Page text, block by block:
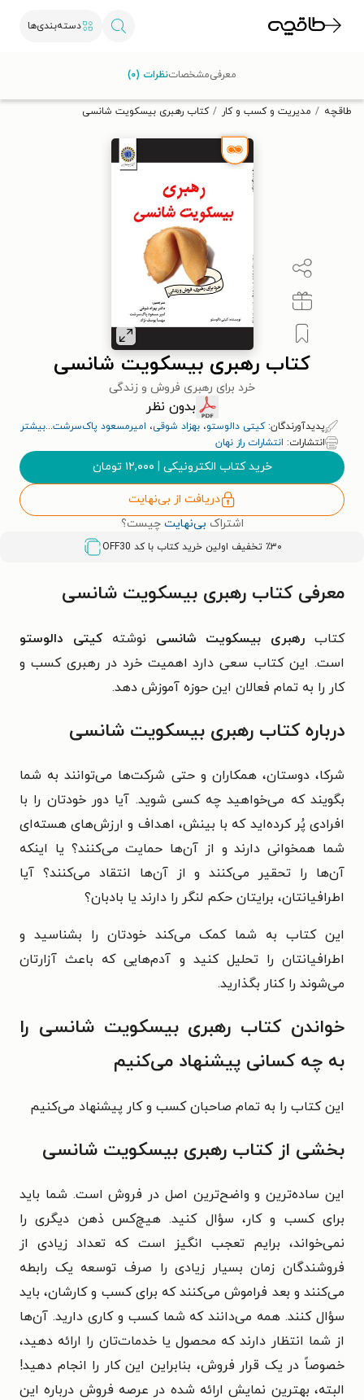
دسته‌بندی‌ها
تخفیف از طاقچه دریافت کن.
طاقچه مدیریت و کسب و کار کتاب رهبری بیسکویت شانسی
کتاب رهبری بیسکویت شانسی
خرد برای رهبری فروش و زندگی
بدون نظر
پدیدآورندگان:کیتی دالوستو، بهزاد شوقی، امیرمسعود پاک‌سرشت...بیشتر
انتشارات: انتشارات راز نهان
خرید کتاب الکترونیکی | ۱۲,۰۰۰ تومان
دریافت از بی‌نهایت
اشتراک بی‌نهایت چیست؟
٪۳۰ تخفیف اولین خرید کتاب با کد OFF30
معرفیمشخصاتنظرات (۰)
معرفی کتاب رهبری بیسکویت شانسی
کتاب رهبری بیسکویت شانسی نوشتهکیتی دالوستو
است. این کتاب سعی دارد اهمیت خرد در رهبری کسب و
کار را به تمام فعالان این حوزه آموزش دهد.
درباره کتاب رهبری بیسکویت شانسی
شرکا، دوستان، همکاران و حتی شرکت‌ها می‌توانند به شما
بگویند که می‌خواهید چه کسی شوید. آیا دور خودتان را با
افرادی پُر کرده‌اید که با بینش، اهداف و ارزش‌های هسته‌ای
شما همخوانی دارند و از آن‌ها حمایت می‌کنند؟ یا اینکه
آن‌ها را تحقیر می‌کنند و از آن‌ها انتقاد می‌کنند؟ آیا
اطرافیانتان، برایتان حکم لنگر را دارند یا بادبان؟
این کتاب به شما کمک می‌کند خودتان را بشناسید و
اطرافیانتان را تحلیل کنید و آدم‌هایی که باعث آزارتان
می‌شوند را کنار بگذارید.
خواندن کتاب رهبری بیسکویت شانسی را
به چه کسانی پیشنهاد می‌کنیم
این کتاب را به تمام صاحبان کسب و کار پیشنهاد می‌کنیم
بخشی از کتاب رهبری بیسکویت شانسی
این ساده‌ترین و واضح‌ترین اصل در فروش است. شما باید
برای کسب و کار، سؤال کنید. هیچ‌کس ذهن دیگری را
نمی‌خواند، برایم تعجب انگیز است که تعداد زیادی از
فروشندگان زمان بسیار زیادی را صرف توسعه یک رابطه
می‌کنند و بعد فراموش می‌کنند که برای کسب و کارشان، باید
سؤال کنند. همه می‌دانند که شما کسب و کاری دارید. آن‌ها
از شما انتظار دارند که محصول یا خدمات‌تان را ارائه دهید،
خصوصاً در یک قرار فروش، بنابراین این کار را انجام دهید!
البته، بهترین نمایش ارائه شده در عرصه فروش درباره این